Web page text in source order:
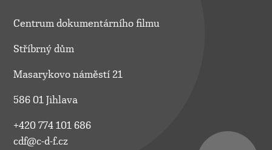
Centrum dokumentárního filmu
Stříbrný dům
Masarykovo náměstí 21
586 01 Jihlava
+420 774 101 686
cdf@c-d-f.cz